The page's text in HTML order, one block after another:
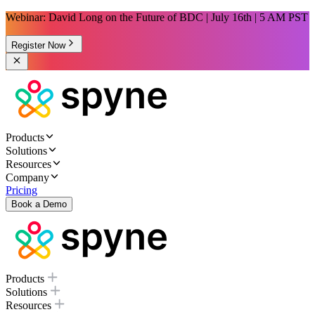
Webinar: David Long on the Future of BDC | July 16th | 5 AM PST
Register Now
Products
Solutions
Resources
Company
Pricing
Book a Demo
Products
Solutions
Resources